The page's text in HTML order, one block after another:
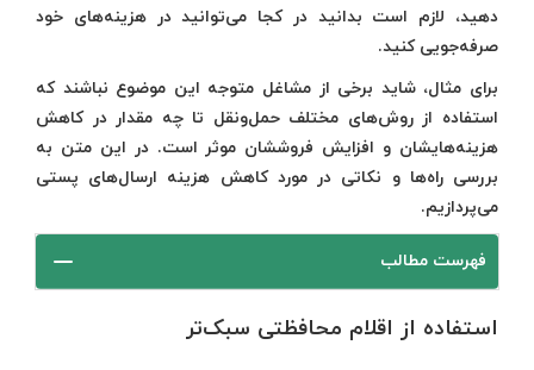
دهید، لازم است بدانید در کجا می‌توانید در هزینه‌های خود
صرفه‌جویی کنید.
برای مثال، شاید برخی از مشاغل متوجه این موضوع نباشند که
استفاده از روش‌های مختلف حمل‌ونقل تا چه مقدار در کاهش
هزینه‌هایشان و افزایش فروششان موثر است. در این متن به
بررسی راه‌ها و نکاتی در مورد کاهش هزینه ارسال‌های پستی
می‌پردازیم.
فهرست مطالب
استفاده از اقلام محافظتی سبک‌تر